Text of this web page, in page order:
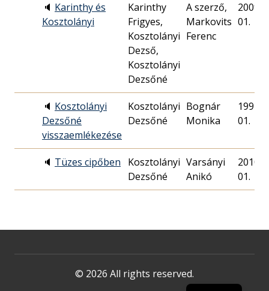
🔈 Karinthy és
Kosztolányi
Karinthy
Frigyes,
Kosztolányi
Dezső,
Kosztolányi
Dezsőné
A szerző,
Markovits
Ferenc
2009.
01.
🔈 Kosztolányi
Dezsőné
visszaemlékezése
Kosztolányi
Dezsőné
Bognár
Monika
1997.
01.
🔈 Tüzes cipőben
Kosztolányi
Dezsőné
Varsányi
Anikó
2010.
01.
© 2026 All rights reserved.